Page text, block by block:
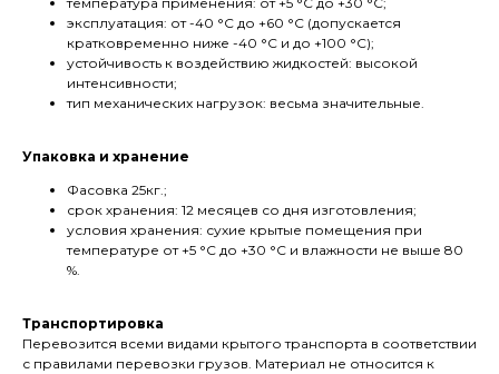
эксплуатация: от -40 °С до +60 °С (допускается
кратковременно ниже -40 °С и до +100 °С);
устойчивость к воздействию жидкостей: высокой
интенсивности;
тип механических нагрузок: весьма значительные.
Упаковка и хранение
Фасовка 25кг.;
срок хранения: 12 месяцев со дня изготовления;
условия хранения: сухие крытые помещения при
температуре от +5 °С до +30 °С и влажности не выше 80
%.
Транспортировка
Перевозится всеми видами крытого транспорта в соответствии
с правилами перевозки грузов. Материал не относится к